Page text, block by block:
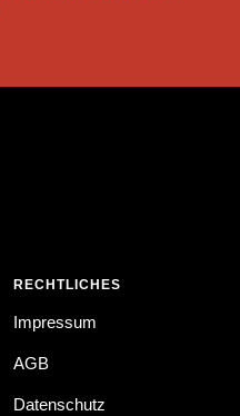
RECHTLICHES
Impressum
AGB
Datenschutz